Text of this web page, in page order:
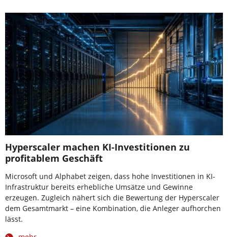
Hyperscaler machen KI-Investitionen zu
profitablem Geschäft
Microsoft und Alphabet zeigen, dass hohe Investitionen in KI-
Infrastruktur bereits erhebliche Umsätze und Gewinne
erzeugen. Zugleich nähert sich die Bewertung der Hyperscaler
dem Gesamtmarkt – eine Kombination, die Anleger aufhorchen
lässt.